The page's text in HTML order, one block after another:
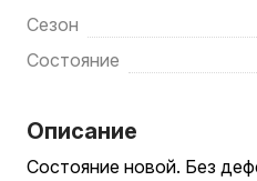
Сезон
Состояние
Описание
Состояние новой. Без